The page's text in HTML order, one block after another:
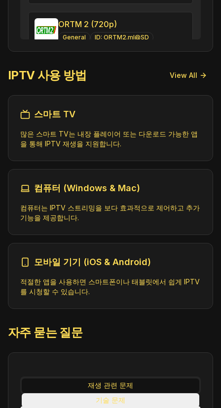
ORTM 2 (720p)
General ID: ORTM2.ml@SD
http://69.64.57.208/tm2/playlist.m3u8
IPTV 사용 방법 View All
스마트 TV
많은 스마트 TV는 내장 플레이어 또는 다운로드 가능한 앱
을 통해 IPTV 재생을 지원합니다.
컴퓨터 (Windows & Mac)
컴퓨터는 IPTV 스트리밍을 보다 효과적으로 제어하고 추가
기능을 제공합니다.
모바일 기기 (iOS & Android)
적절한 앱을 사용하면 스마트폰이나 태블릿에서 쉽게 IPTV
를 시청할 수 있습니다.
자주 묻는 질문
재생 관련 문제
기술 문제